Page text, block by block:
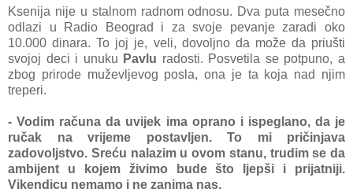
Ksenija nije u stalnom radnom odnosu. Dva puta mesečno
odlazi u Radio Beograd i za svoje pevanje zaradi oko
10.000 dinara. To joj je, veli, dovoljno da može da priušti
svojoj deci i unuku Pavlu radosti. Posvetila se potpuno, a
zbog prirode muževljevog posla, ona je ta koja nad njim
treperi.
- Vodim računa da uvijek ima oprano i ispeglano, da je
ručak na vrijeme postavljen. To mi pričinjava
zadovoljstvo. Sreću nalazim u ovom stanu, trudim se da
ambijent u kojem živimo bude što ljepši i prijatniji.
Vikendicu nemamo i ne zanima nas.